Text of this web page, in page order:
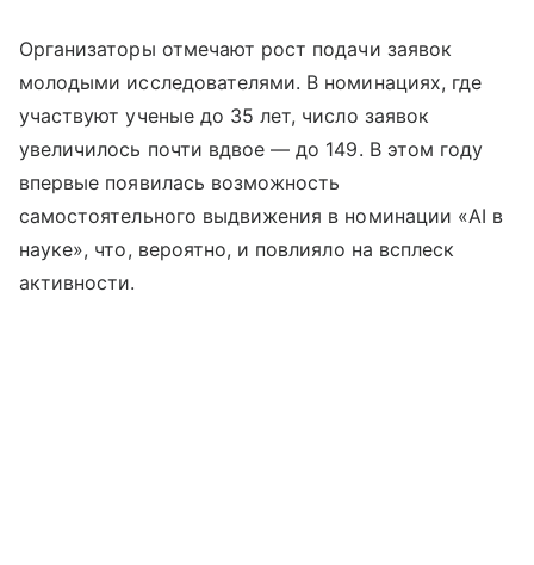
Организаторы отмечают рост подачи заявок
молодыми исследователями. В номинациях, где
участвуют ученые до 35 лет, число заявок
увеличилось почти вдвое — до 149. В этом году
впервые появилась возможность
самостоятельного выдвижения в номинации «AI в
науке», что, вероятно, и повлияло на всплеск
активности.